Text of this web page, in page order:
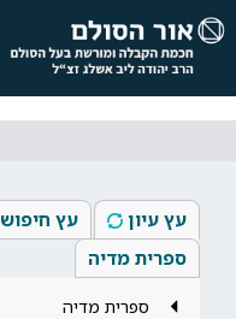
עץ עיון עץ חיפוש
ספרית מדיה
ספרית מדיה